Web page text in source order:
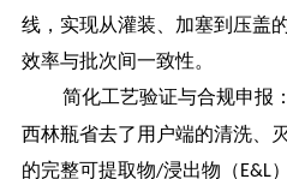
线，实现从灌装、加塞到压盖
效率与批次间一致性。
简化工艺验证与合规申报
西林瓶省去了用户端的清洗、
的完整可提取物/浸出物（ E&L